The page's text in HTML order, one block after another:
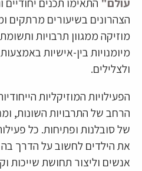
הצהרונים בשיעורים מרתקים
מוזיקה ממגוון תרבויות
מיומנויות בין-אישיות
ולצלילים.
הפעילויות המוזיקליות
הרחב של התרבויות השונות,
של סובלנות ופתיחות. כל
את הילדים לחשוב על הדרך בה
אנשים וליצור תחושת שייכות